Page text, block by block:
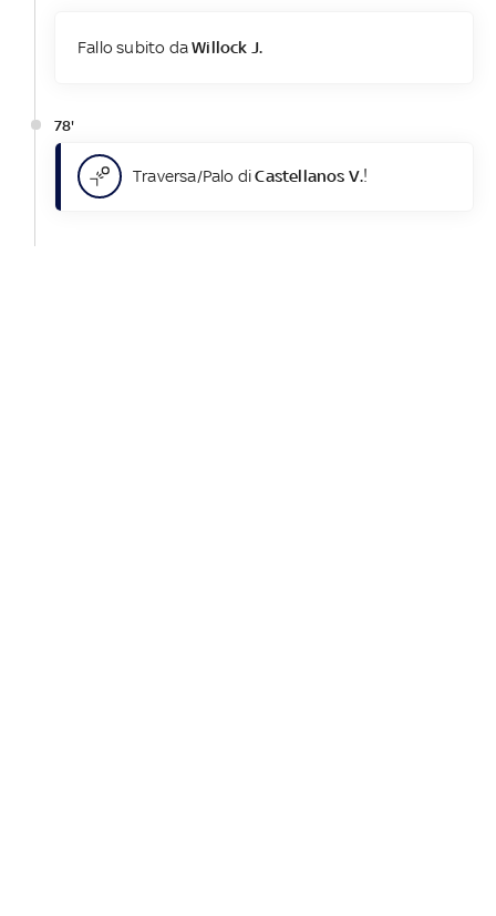
Fallo subito daWillock J.
78'
Traversa/Palo diCastellanos V.!